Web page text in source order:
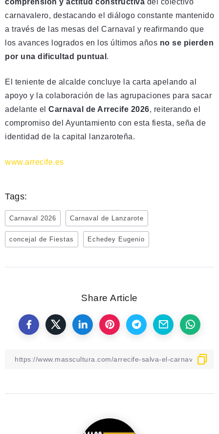
carnavalero, destacando el diálogo constante mantenido
a través de las mesas del Carnaval y reafirmando que
los avances logrados en los últimos años no se pierden
por una dificultad puntual .
El teniente de alcalde concluye la carta apelando al
apoyo y la colaboración de las agrupaciones para sacar
adelante el Carnaval de Arrecife 2026, reiterando el
compromiso del Ayuntamiento con esta fiesta, seña de
identidad de la capital lanzaroteña.
www.arrecife.es
Tags:
Carnaval 2026 Carnaval de Lanzarote
concejal de Fiestas Echedey Eugenio
Share Article